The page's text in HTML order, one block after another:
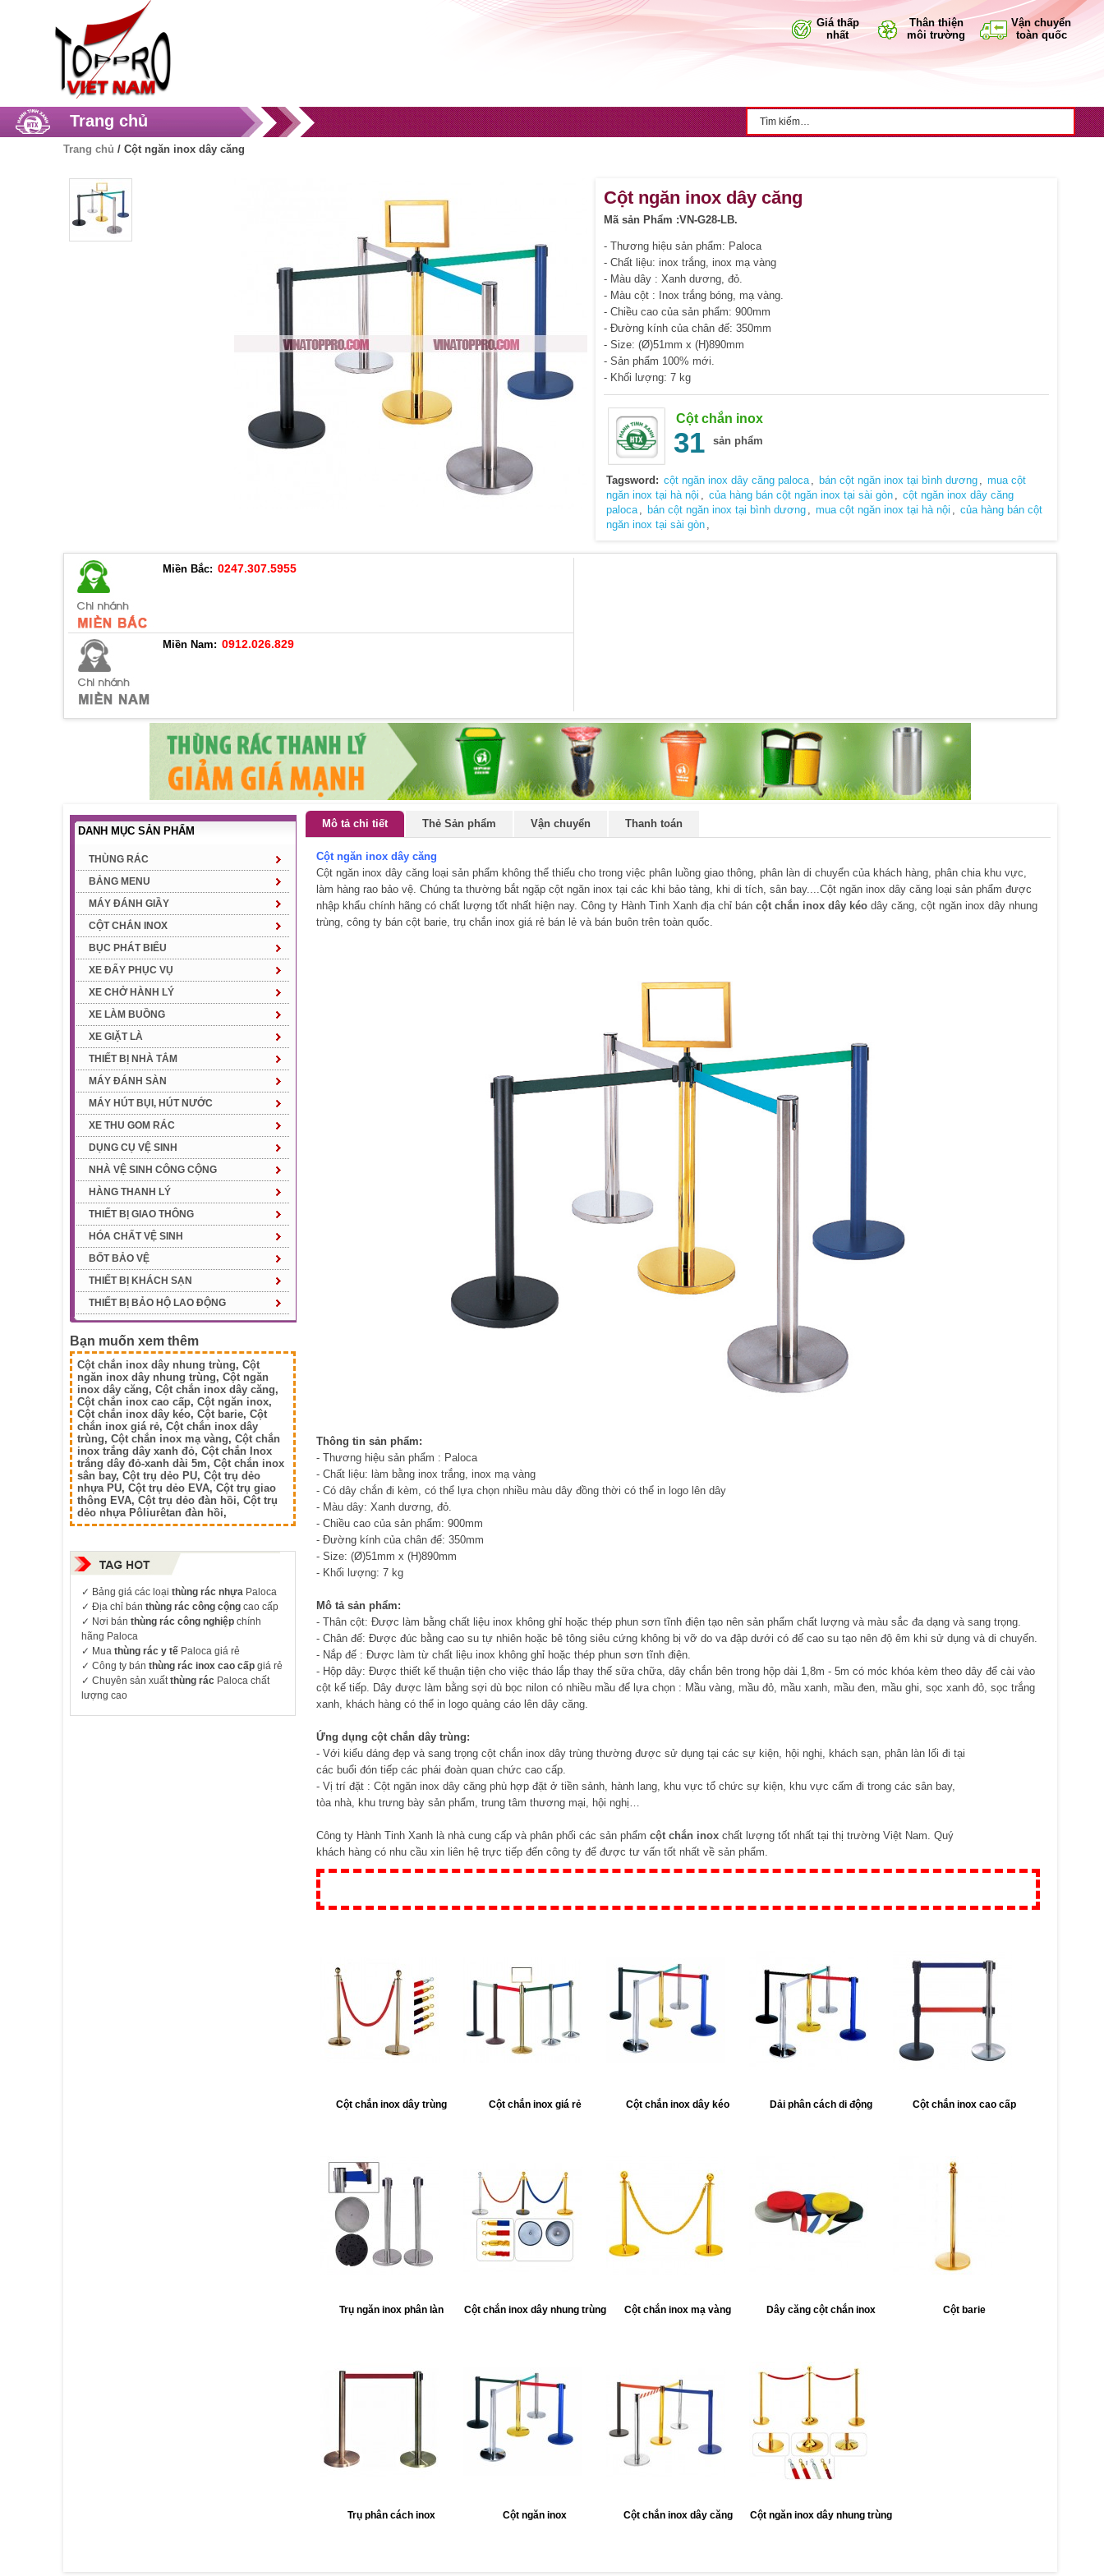
Giá thấp
nhất
Thân thiện
môi trường
Vận chuyển
toàn quốc
Trang chủ
Trang chủ /Cột ngăn inox dây căng
Cột ngăn inox dây căng
Mã sản Phẩm :VN-G28-LB.
- Thương hiệu sản phẩm: Paloca
- Chất liệu: inox trắng, inox mạ vàng
- Màu dây : Xanh dương, đỏ.
- Màu cột : Inox trắng bóng, mạ vàng.
- Chiều cao của sản phẩm: 900mm
- Đường kính của chân đế: 350mm
- Size: (Ø)51mm x (H)890mm
- Sản phẩm 100% mới.
- Khối lượng: 7 kg
Cột chắn inox
31 sản phẩm
Tagsword: cột ngăn inox dây căng paloca bán cột ngăn inox tại bình dương
mua cột
ngăn inox tại hà nội
của hàng bán cột ngăn inox tại sài gòn
cột ngăn inox dây căng
paloca
bán cột ngăn inox tại bình dương mua cột ngăn inox tại hà nội
của hàng bán cột
ngăn inox tại sài gòn
Miền Bắc: 0247.307.5955
Miền Nam: 0912.026.829
DANH MỤC SẢN PHẨM
THÙNG RÁC
BẢNG MENU
MÁY ĐÁNH GIẦY
CỘT CHẮN INOX
BỤC PHÁT BIỂU
XE ĐẨY PHỤC VỤ
XE CHỞ HÀNH LÝ
XE LÀM BUỒNG
XE GIẶT LÀ
THIẾT BỊ NHÀ TẮM
MÁY ĐÁNH SÀN
MÁY HÚT BỤI, HÚT NƯỚC
XE THU GOM RÁC
DỤNG CỤ VỆ SINH
NHÀ VỆ SINH CÔNG CỘNG
HÀNG THANH LÝ
THIẾT BỊ GIAO THÔNG
HÓA CHẤT VỆ SINH
BỐT BẢO VỆ
THIẾT BỊ KHÁCH SẠN
THIẾT BỊ BẢO HỘ LAO ĐỘNG
Bạn muốn xem thêm
Cột chắn inox dây nhung trùng, Cột
ngăn inox dây nhung trùng, Cột ngăn
inox dây căng, Cột chắn inox dây căng,
Cột chắn inox cao cấp, Cột ngăn inox,
Cột chắn inox dây kéo, Cột barie, Cột
chắn inox giá rẻ, Cột chắn inox dây
trùng, Cột chắn inox mạ vàng, Cột chắn
inox trắng dây xanh đỏ, Cột chắn Inox
trắng dây đỏ-xanh dài 5m, Cột chắn inox
sân bay, Cột trụ dẻo PU, Cột trụ dẻo
nhựa PU, Cột trụ dẻo EVA, Cột trụ giao
thông EVA, Cột trụ dẻo đàn hồi, Cột trụ
dẻo nhựa Pôliurêtan đàn hồi,
✓ Bảng giá các loạithùng rác nhựa Paloca
✓ Địa chỉ bánthùng rác công cộng cao cấp
✓ Nơi bánthùng rác công nghiệp chính
hãng Paloca
✓ Muathùng rác y tế Paloca giá rẻ
✓ Công ty bánthùng rác inox cao cấp giá rẻ
✓ Chuyên sản xuấtthùng rác Paloca chất
lượng cao
Mô tả chi tiết Thẻ Sản phẩm Vận chuyển Thanh toán
Cột ngăn inox dây căng
Cột ngăn inox dây căng loại sản phẩm không thể thiếu cho trong việc phân luồng giao thông, phân làn di chuyển của khách hàng, phân chia khu vực,
làm hàng rao bảo vệ. Chúng ta thường bắt ngặp cột ngăn inox tại các khi bảo tàng, khi di tích, sân bay....Cột ngăn inox dây căng loại sản phẩm được
nhập khẩu chính hãng có chất lượng tốt nhất hiện nay. Công ty Hành Tinh Xanh địa chỉ bán cột chắn inox dây kéodây căng, cột ngăn inox dây nhung
trùng, công ty bán cột barie, trụ chắn inox giá rẻ bán lẻ và bán buôn trên toàn quốc.
Thông tin sản phẩm:
- Thương hiệu sản phẩm : Paloca
- Chất liệu: làm bằng inox trắng, inox mạ vàng
- Có dây chắn đi kèm, có thể lựa chọn nhiều màu dây đồng thời có thể in logo lên dây
- Màu dây: Xanh dương, đỏ.
- Chiều cao của sản phẩm: 900mm
- Đường kính của chân đế: 350mm
- Size: (Ø)51mm x (H)890mm
- Khối lượng: 7 kg
Mô tả sản phẩm:
- Thân cột: Được làm bằng chất liệu inox không ghỉ hoặc thép phun sơn tĩnh điện tạo nên sản phẩm chất lượng và màu sắc đa dạng và sang trọng.
- Chân đế: Được đúc bằng cao su tự nhiên hoặc bê tông siêu cứng không bị vỡ do va đập dưới có đế cao su tạo nên độ êm khi sử dụng và di chuyển.
- Nắp đế : Được làm từ chất liệu inox không ghỉ hoặc thép phun sơn tĩnh điện.
- Hộp dây: Được thiết kế thuận tiện cho việc tháo lắp thay thế sữa chữa, dây chắn bên trong hộp dài 1,8m - 5m có móc khóa kèm theo dây để cài vào
cột kế tiếp. Dây được làm bằng sợi dù bọc nilon có nhiều mầu để lựa chọn : Mầu vàng, mầu đỏ, mầu xanh, mầu đen, mầu ghi, sọc xanh đỏ, sọc trắng
xanh, khách hàng có thể in logo quảng cáo lên dây căng.
Ứng dụng cột chắn dây trùng:
- Với kiểu dáng đẹp và sang trọng cột chắn inox dây trùng thường được sử dụng tại các sự kiện, hội nghị, khách sạn, phân làn lối đi tại
các buổi đón tiếp các phái đoàn quan chức cao cấp.
- Vị trí đặt : Cột ngăn inox dây căng phù hợp đặt ở tiền sảnh, hành lang, khu vực tổ chức sự kiện, khu vực cấm đi trong các sân bay,
tòa nhà, khu trưng bày sản phẩm, trung tâm thương mại, hội nghị…
Công ty Hành Tinh Xanh là nhà cung cấp và phân phối các sản phẩm cột chắn inoxchất lượng tốt nhất tại thị trường Việt Nam. Quý
khách hàng có nhu cầu xin liên hệ trực tiếp đến công ty để được tư vấn tốt nhất về sản phẩm.
Cột chắn inox dây trùng Cột chắn inox giá rẻ Cột chắn inox dây kéo Dải phân cách di động Cột chắn inox cao cấp
Trụ ngăn inox phân làn Cột chắn inox dây nhung trùng Cột chắn inox mạ vàng Dây căng cột chắn inox Cột barie
Trụ phân cách inox Cột ngăn inox Cột chắn inox dây căng Cột ngăn inox dây nhung trùng